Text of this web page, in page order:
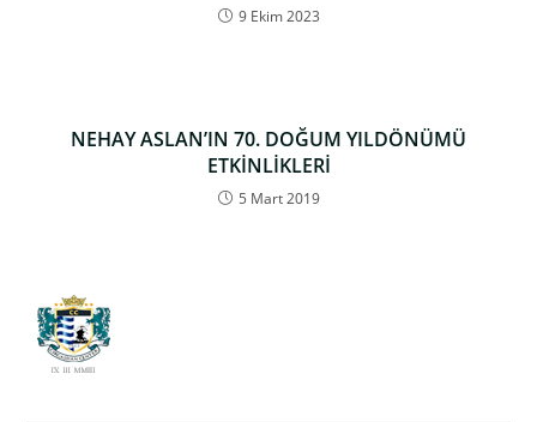
9 Ekim 2023
NEHAY ASLAN’IN 70. DOĞUM YILDÖNÜMÜ
ETKİNLİKLERİ
5 Mart 2019